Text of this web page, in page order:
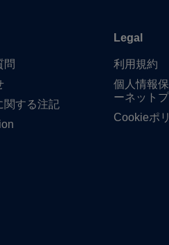
問
関する​注記
Legal
利用規約
個人情報
ーネット
Cookieポ